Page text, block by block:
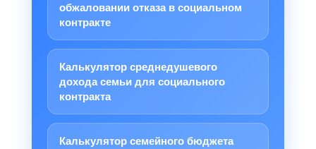
обжаловании отказа в социальном
контракте
Калькулятор среднедушевого
дохода семьи для социального
контракта
Калькулятор семейного бюджета